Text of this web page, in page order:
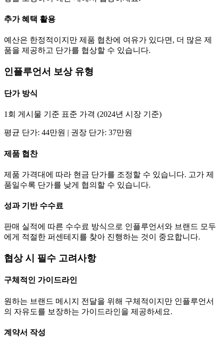
추가 혜택 활용
예산은 한정적이지만 제품 협찬에 여유가 있다면, 더 많은 제
품을 제공하고 단가를 협상할 수 있습니다.
인플루언서 보상 유형
단가방식
1회 게시물 기준 표준 가격 (2024년 시장 기준)
평균 단가: 44만원 | 권장 단가: 37만원
제품 협찬
제품 가격대에 따라 현금 단가를 조정할 수 있습니다. 고가 제
품일수록 단가를 낮게 협의할 수 있습니다.
성과 기반 수수료
판매 실적에 따른 수수료 방식으로 인플루언서와 브랜드 모두
에게 적절한 퍼센테지를 찾아 진행하는 것이 중요합니다.
협상 시 필수 고려사항
구체적인 가이드라인
원하는 브랜드 메시지 전달을 위해 구체적이지만 인플루언서
의 자유도를 보장하는 가이드라인을 제공하세요.
계약서 작성